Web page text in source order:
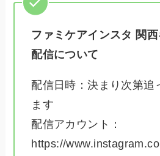
ファミケアインスタ 関
配信について
配信日時：決まり次第追
ます
配信アカウント：
https://